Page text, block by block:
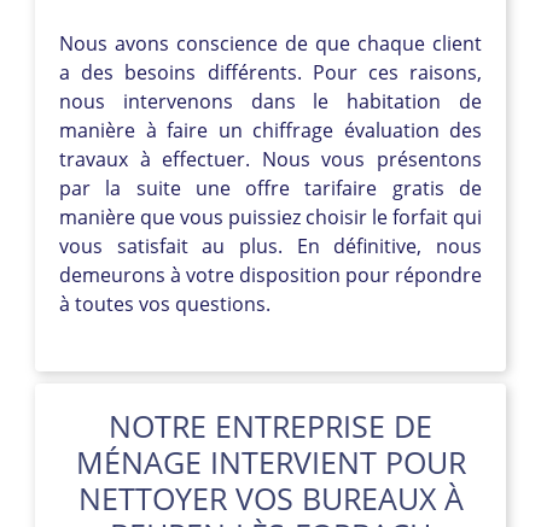
Nous avons conscience de que chaque client
a des besoins différents. Pour ces raisons,
nous intervenons dans le habitation de
manière à faire un chiffrage évaluation des
travaux à effectuer. Nous vous présentons
par la suite une offre tarifaire gratis de
manière que vous puissiez choisir le forfait qui
vous satisfait au plus. En définitive, nous
demeurons à votre disposition pour répondre
à toutes vos questions.
NOTRE ENTREPRISE DE
MÉNAGE INTERVIENT POUR
NETTOYER VOS BUREAUX À